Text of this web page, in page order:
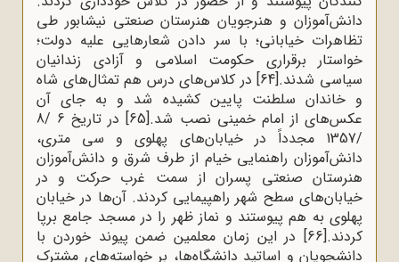
دانش‌آموزان و هنرجویان هنرستان صنعتی نیشابور طی
تظاهرات خیابانی؛ با سر دادن شعارهایی علیه دولت؛
خواستار برقراری حکومت اسلامی و آزادی زندانیان
سیاسی شدند.[64]
در کلاس‌های درس هم تمثال‌های شاه
و خاندان سلطنت پایین کشیده شد و به جای آن
عکس‌های از امام خمینی نصب شد.[65]
در تاریخ 6 /8
/1357 مجدداً در خیابان‌های پهلوی و سی متری،
دانش‌آموزان راهنمایی خیام از طرف شرق و دانش‌آموزان
هنرستان صنعتی پسران از سمت غرب حرکت و در
خیابان‌های سطح شهر راهپیمایی کردند. آن‌ها در خیابان
پهلوی به هم پیوستند و نماز ظهر را در مسجد جامع برپا
کردند.[66]
در این زمان معلمین ضمن پیوند خوردن با
دانشجویان و اساتید دانشگاه‌ها، بر خواسته‌های مشترک